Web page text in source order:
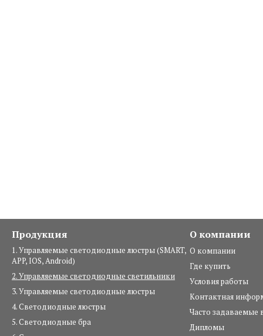
Продукция
1. Управляемые светодиодные люстры (SMART,
APP, IOS, Android)
2. Управляемые светодиодные светильники
3. Управляемые светодиодные люстры
4. Светодиодные люстры
5. Светодиодные бра
О компании
О компании
Где купить
Условия работы
Контактная
Часто задаваемые
Дипломы